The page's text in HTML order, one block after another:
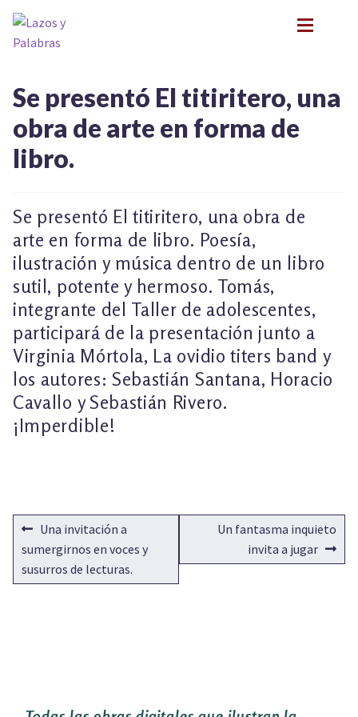
Ir
a
Ir
al
PRESENTACIONES
FORMACIÓN
LITERATURA INFANTIL Y JUVENIL
PSICOANÁLISIS Y LITERATURA INFANTIL
INFANCIA Y VÍNCULOS
PODCASTS
TALLER EXPLORACIONES LITERARIAS
PRESENTACIONES
FORMACIÓN
NOVEDADES
LITERATURA INFANTIL Y JUVENIL
PSICOANÁLISIS Y LITERATURA INFANTIL
INFANCIA Y VÍNCULOS
PODCASTS
TALLER EXPLORACIONES LITERARIAS
Se presentó El titiritero, una
obra de arte en forma de
libro.
Se presentó El titiritero, una obra de
arte en forma de libro. Poesía,
ilustración y música dentro de un libro
sutil, potente y hermoso. Tomás,
integrante del Taller de adolescentes,
participará de la presentación junto a
Virginia Mórtola, La ovidio titers band y
los autores: Sebastián Santana, Horacio
Cavallo y Sebastián Rivero.
¡Imperdible!
NAVEGACIÓN
DE
ENTRADAS
Anterior:
Una invitación a
sumergirnos en voces y
susurros de lecturas.
Siguiente:
Un fantasma inquieto
invita a jugar